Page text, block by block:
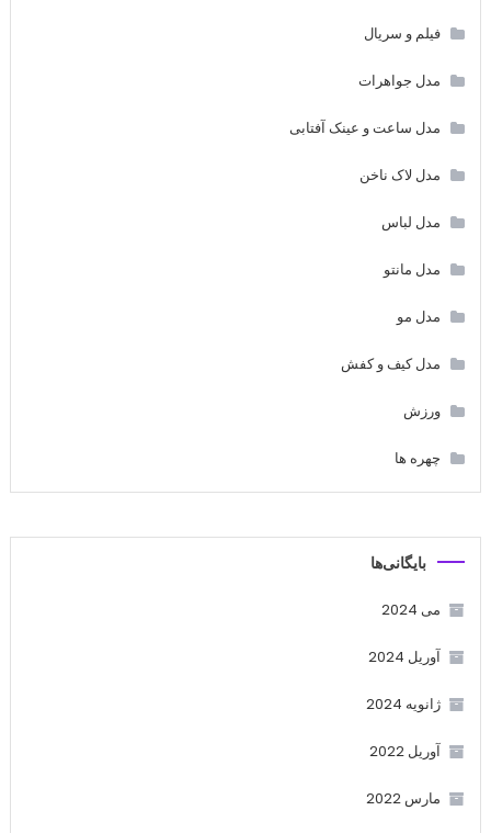
فیلم و سریال
مدل جواهرات
مدل ساعت و عینک آفتابی
مدل لاک ناخن
مدل لباس
مدل مانتو
مدل مو
مدل کیف و کفش
ورزش
چهره ها
بایگانی‌ها
می 2024
آوریل 2024
ژانویه 2024
آوریل 2022
مارس 2022